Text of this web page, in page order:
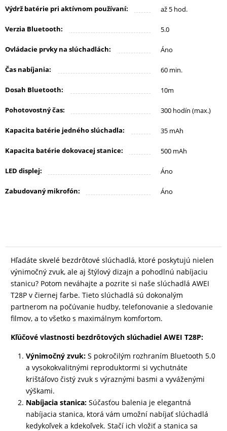
DIELŇA
Výdrž batérie pri aktívnom používaní: až 5 hod.
Verzia Bluetooth: 5.0
Ovládacie prvky na slúchadlách: Áno
Čas nabíjania: 60 min.
Dosah Bluetooth: 10m
Pohotovostný čas: 300 hodín (max.)
Kapacita batérie jedného slúchadla: 35 mAh
Kapacita batérie dokovacej stanice: 500 mAh
LED displej: Áno
Zabudovaný mikrofón: Áno
Hľadáte skvelé bezdrôtové slúchadlá, ktoré poskytujú nielen
výnimočný zvuk, ale aj štýlový dizajn a pohodlnú nabíjaciu
stanicu? Potom neváhajte a pozrite si naše slúchadlá AWEI
T28P v čiernej farbe. Tieto slúchadlá sú dokonalým
partnerom na počúvanie hudby, telefonovanie a sledovanie
filmov, a to všetko s maximálnym komfortom.
Kľúčové vlastnosti bezdrôtových slúchadiel AWEI T28P:
Výnimočný zvuk: S pokročilým rozhraním Bluetooth 5.0
a vysokokvalitnými reproduktormi si vychutnáte
krištáľovo čistý zvuk s výraznými basmi a vyváženými
výškami.
Nabíjacia stanica: Súčasťou balenia je elegantná
nabíjacia stanica, ktorá vám umožní nabíjať slúchadlá
kedykoľvek a kdekoľvek. Stačí ich vložiť a stanica sa